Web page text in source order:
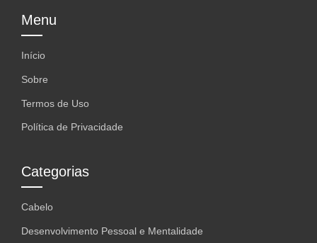
Menu
Início
Sobre
Termos de Uso
Política de Privacidade
Categorias
Cabelo
Desenvolvimento Pessoal e Mentalidade